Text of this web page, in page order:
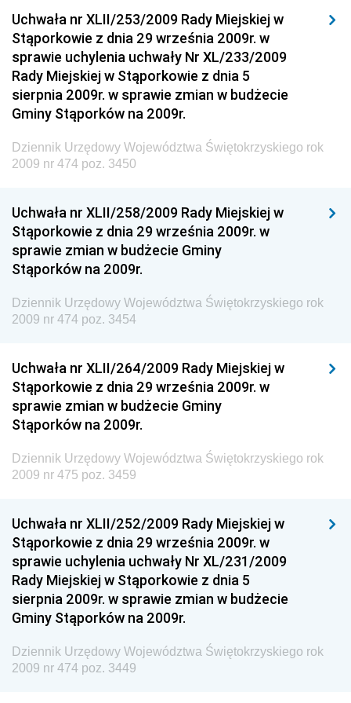
Dziennik Urzędowy Ministra Budownictwa i Przemysłu
Materiałów Budowlanych
Dziennik Urzędowy Ministra Infrastruktury i Rozwoju
Dziennik Urzędowy Głównego Inspektoratu Ochrony
Środowiska
Środowiska
Dziennik Urzędowy Ministerstwa Administracji i
Gospodarki Przestrzennej
Dziennik Urzędowy Unii Europejskiej, L
Dziennik Urzędowy Ministerstwa Komunikacji
Dziennik Urzędowy Ministerstwa Przemysłu
Dziennik Urzędowy Ministerstwa Rolnictwa i
Gospodarki Żywnościowej
Dziennik Urzędowy Ministra Rodziny, Pracy i Polityki
Społecznej
Dziennik Urzędowy Ministra Cyfryzacji
Budownictwa
Dziennik Urzędowy Ministra Gospodarki Morskiej i
Żeglugi Śródlądowej
Dziennik Urzędowy Ministra Energii
Dziennik Urzędowy Ministra Sprawiedliwości
Uchwała nr XLII/253/2009 Rady Miejskiej w
Stąporkowie z dnia 29 września 2009r. w
sprawie uchylenia uchwały Nr XL/233/2009
Rady Miejskiej w Stąporkowie z dnia 5
sierpnia 2009r. w sprawie zmian w budżecie
Gminy Stąporków na 2009r.
Dziennik Urzędowy Województwa Świętokrzyskiego rok
2009 nr 474 poz. 3450
Uchwała nr XLII/258/2009 Rady Miejskiej w
Stąporkowie z dnia 29 września 2009r. w
sprawie zmian w budżecie Gminy
Stąporków na 2009r.
Dziennik Urzędowy Województwa Świętokrzyskiego rok
2009 nr 474 poz. 3454
Uchwała nr XLII/264/2009 Rady Miejskiej w
Stąporkowie z dnia 29 września 2009r. w
sprawie zmian w budżecie Gminy
Stąporków na 2009r.
Dziennik Urzędowy Województwa Świętokrzyskiego rok
2009 nr 475 poz. 3459
Uchwała nr XLII/252/2009 Rady Miejskiej w
Stąporkowie z dnia 29 września 2009r. w
sprawie uchylenia uchwały Nr XL/231/2009
Rady Miejskiej w Stąporkowie z dnia 5
sierpnia 2009r. w sprawie zmian w budżecie
Gminy Stąporków na 2009r.
Dziennik Urzędowy Województwa Świętokrzyskiego rok
2009 nr 474 poz. 3449